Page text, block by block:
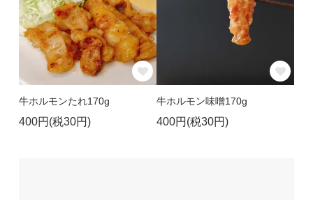
牛ホルモンたれ170g
400円(税30円)
牛ホルモン味噌170g
400円(税30円)